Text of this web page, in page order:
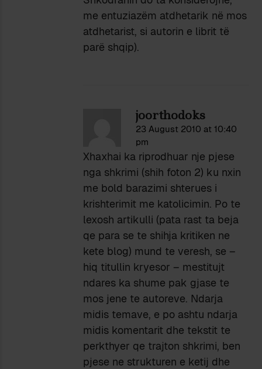
me entuziazëm atdhetarik në mos
atdhetarist, si autorin e librit të
parë shqip).
joorthodoks
23 August 2010 at 10:40
pm
Xhaxhai ka riprodhuar nje pjese
nga shkrimi (shih foton 2) ku nxin
me bold barazimi shterues i
krishterimit me katolicimin. Po te
lexosh artikulli (pata rast ta beja
qe para se te shihja kritiken ne
kete blog) mund te veresh, se –
hiq titullin kryesor – mestitujt
ndares ka shume pak gjase te
mos jene te autoreve. Ndarja
midis temave, e po ashtu ndarja
midis komentarit dhe tekstit te
perkthyer qe trajton shkrimi, ben
pjese ne strukturen e ketij dhe